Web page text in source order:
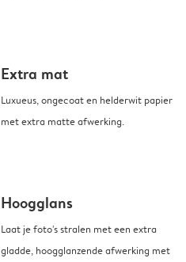
Extra mat
Luxueus, ongecoat en helderwit papier
met extra matte afwerking.
Hoogglans
Laat je foto's stralen met een extra
gladde, hoogglanzende afwerking met